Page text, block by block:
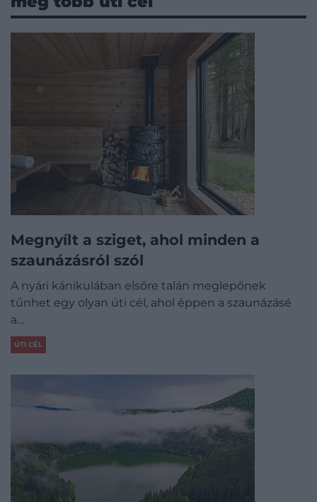
Megnyílt a sziget, ahol minden a
szaunázásról szól
A nyári kánikulában elsőre talán meglepőnek
tűnhet egy olyan úti cél, ahol éppen a szaunázásé
a…
ÚTI CÉL